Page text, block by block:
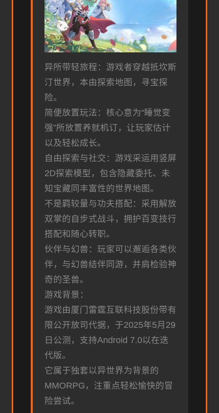
异所带轻旅程：游戏者穿越抵坎斯
汀世界，本由探索地图，寻宝探
险。
简便放置玩法：核心意为“睡觉变
强”所放置养就机订，让玩家估计
以及轻松成长。
自由探索与社交：游戏采运用竖屏
2D探索模型，包含隐藏委托、未
知宝藏同丰富性的世界地图。
不是羁较量与功夫搭配：采用解放
双掌的自步式战斗，拥护百变技行
搭配和随心转职。
伙伴与幻兽：玩家可以邂逅各类伙
伴，与幻兽结伴同游，并肩检验神
奇的圣兽。
游戏背景：
游戏由厦门雷霆互联科技股份带有
限公开放司代据，于2025年5月29
日公测，支持Android 7.0以在迭
代版。
它属于独套以异世界为背景的
MMORPG，注重点轻松愉快的冒
险尝试。